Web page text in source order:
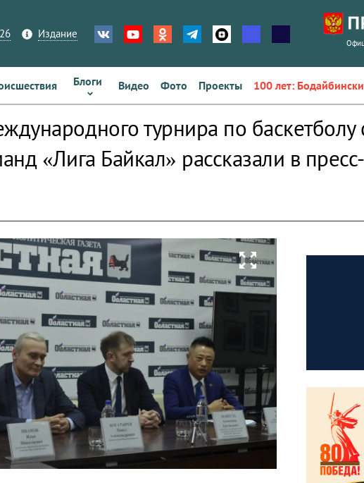
Издание
Блоги Видео Фото Проекты 100 лет:
турнира по баскетболу
«Лига Байкал» рассказали в
zoom_out_map